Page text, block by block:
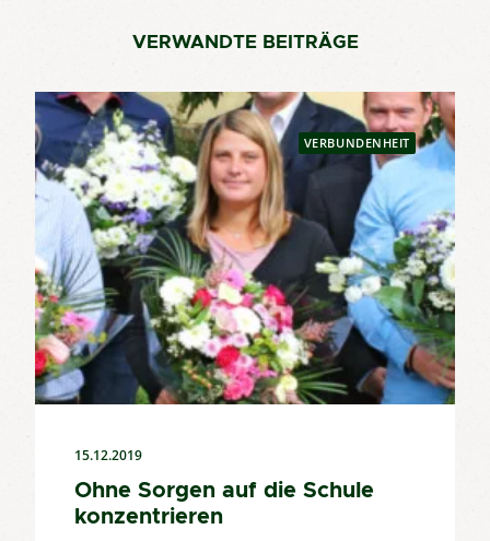
VERWANDTE BEITRÄGE
VERBUNDENHEIT
15.12.2019
Ohne Sorgen auf die Schule
konzentrieren